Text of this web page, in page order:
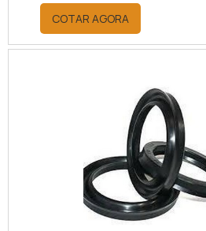
maior estabilidade em
equipamentos.O produto
linha abrangente com
Pode-se citar diversos
compostos por coxins de
entre eles tem aqueles
destaque.Principais
utilizam o acessório
de borracha;
vibração; .
COTAR AGORA